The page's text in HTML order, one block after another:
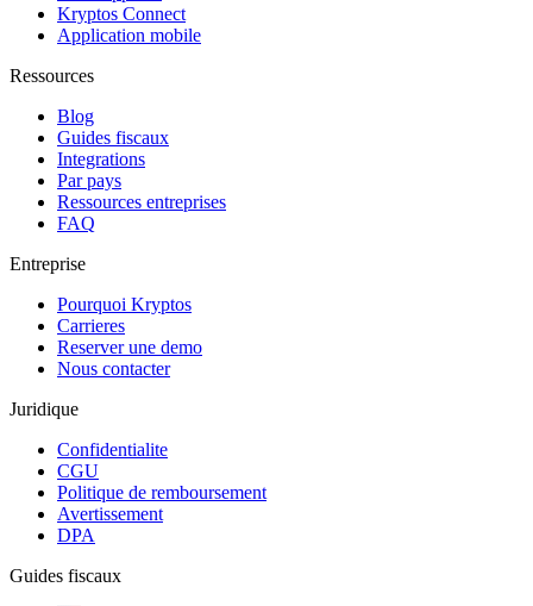
Kryptos Connect
Application mobile
Ressources
Blog
Guides fiscaux
Integrations
Par pays
Ressources entreprises
FAQ
Entreprise
Pourquoi Kryptos
Carrieres
Reserver une demo
Nous contacter
Juridique
Confidentialite
CGU
Politique de remboursement
Avertissement
DPA
Guides fiscaux